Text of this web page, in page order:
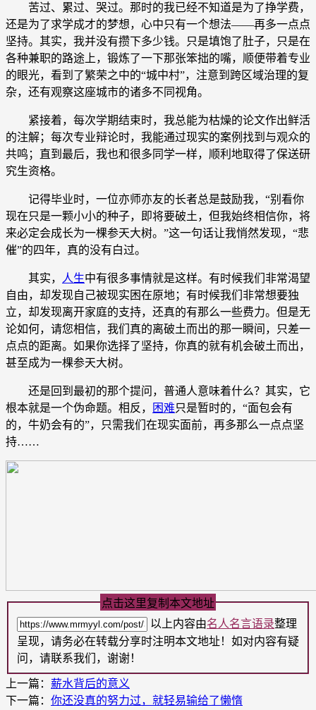
苦过、累过、哭过。那时的我已经不知道是为了挣学费，
还是为了求学成才的梦想，心中只有一个想法——再多一点点
坚持。其实，我并没有攒下多少钱。只是填饱了肚子，只是在
各种兼职的路途上，锻炼了一下那张笨拙的嘴，顺便带着专业
的眼光，看到了繁荣之中的“城中村”，注意到跨区域治理的复
杂，还有观察这座城市的诸多不同视角。
紧接着，每次学期结束时，我总能为枯燥的论文作出鲜活
的注解；每次专业辩论时，我能通过现实的案例找到与观众的
共鸣；直到最后，我也和很多同学一样，顺利地取得了保送研
究生资格。
记得毕业时，一位亦师亦友的长者总是鼓励我，“别看你
现在只是一颗小小的种子，即将要破土，但我始终相信你，将
来必定会成长为一棵参天大树。”这一句话让我悄然发现，“悲
催”的四年，真的没有白过。
其实， 人生中有很多事情就是这样。有时候我们非常渴望
自由，却发现自己被现实困在原地；有时候我们非常想要独
立，却发现离开家庭的支持，还真的有那么一些费力。但是无
论如何，请您相信，我们真的离破土而出的那一瞬间，只差一
点点的距离。如果你选择了坚持，你真的就有机会破土而出，
甚至成为一棵参天大树。
还是回到最初的那个提问，普通人意味着什么？其实，它
根本就是一个伪命题。相反，
困难只是暂时的，“面包会有
的，牛奶会有的”，只需我们在现实面前，再多那么一点点坚
持……
点击这里复制本文地址
以上内容由名人名言语录整理
呈现，请务必在转载分享时注明本文地址！如对内容有疑
问，请联系我们，谢谢！
上一篇： 薪水背后的意义
下一篇： 你还没真的努力过，就轻易输给了懒惰